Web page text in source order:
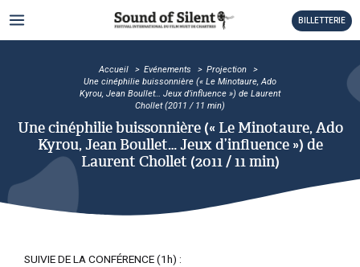
au
MAIN
MENU
BILLETTERIE
Accueil Evénements
Projection
Une cinéphilie buissonnière (« Le Minotaure, Ado
Kyrou, Jean Boullet… Jeux d’influence ») de Laurent
Chollet (2011 / 11 min)
Une cinéphilie buissonnière (« Le Minotaure, Ado
Kyrou, Jean Boullet… Jeux d’influence ») de
Laurent Chollet (2011 / 11 min)
SUIVIE DE LA CONFÉRENCE (1h) :